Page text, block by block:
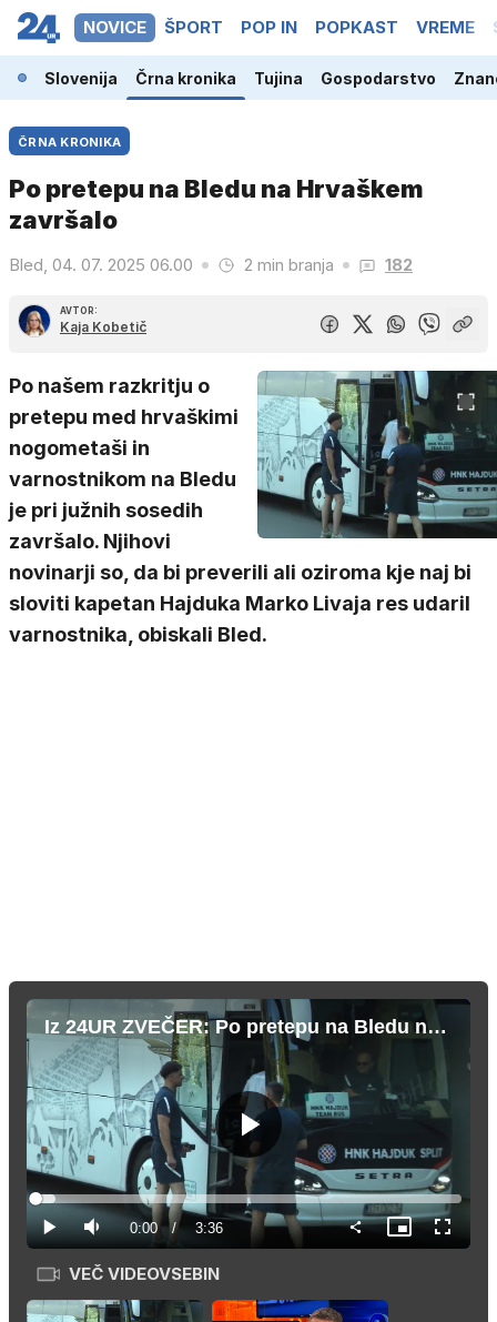
NOVICE ŠPORT POP IN POPKAST VREME
Slovenija Črna kronika Tujina Gospodarstvo
ČRNA KRONIKA
Po pretepu na Bledu na Hrvaškem
završalo
Bled, 04. 07. 2025 06.00 2 min branja 182
AVTOR:
Kaja Kobetič
Po našem razkritju o
pretepu med hrvaškimi
nogometaši in
varnostnikom na Bledu
je pri južnih sosedih
završalo. Njihovi
novinarji so, da bi preverili ali oziroma kje naj bi
sloviti kapetan Hajduka Marko Livaja res udaril
varnostnika, obiskali Bled.
Iz 24UR ZVEČER: Po pretepu na Bledu na Hrvaškem završalo
Predvajaj
Predvajaj
Tiho Current
Time
0:00 / Duration
3:36
Loaded:
4.59%
Slika
v
način
VEČ VIDEOVSEBIN